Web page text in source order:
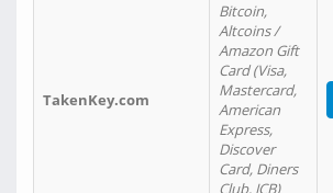
TakenKey.com
Bitcoin,
Altcoins /
Amazon Gift
Card (Visa,
Mastercard,
American
Express,
Discover
Card, Diners
Club, JCB)